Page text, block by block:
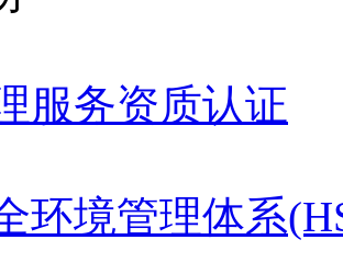
服务资质认证
环境管理体系